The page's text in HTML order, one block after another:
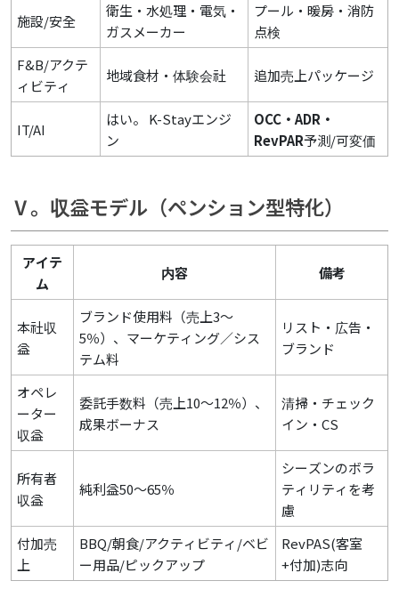
施設/安全
衛生・水処理・電気・
ガスメーカー
プール・暖房・消防
点検
F&B/アクテ
ィビティ
地域食材・体験会社 追加売上パッケージ
IT/AI
はい。 K-Stayエンジ
ン
OCC・ADR・
RevPAR予測/可変価
Ⅴ。収益モデル（ペンション型特化）
アイテ
ム
内容 備考
本社収
益
ブランド使用料（売上3～
5％）、マーケティング／シス
テム料
リスト・広告・
ブランド
オペレ
ーター
収益
委託手数料（売上10～12％）、
成果ボーナス
清掃・チェック
イン・CS
所有者
収益
純利益50〜65％
シーズンのボラ
ティリティを考
慮
付加売
上
BBQ/朝食/アクティビティ/ベビ
ー用品/ピックアップ
RevPAS(客室
+付加)志向